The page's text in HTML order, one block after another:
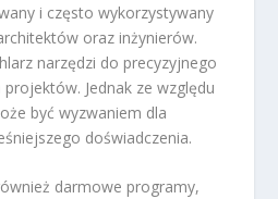
i często wykorzystywany
oraz inżynierów.
narzędzi do precyzyjnego
Jednak ze względu
być wyzwaniem dla
doświadczenia.
darmowe programy,